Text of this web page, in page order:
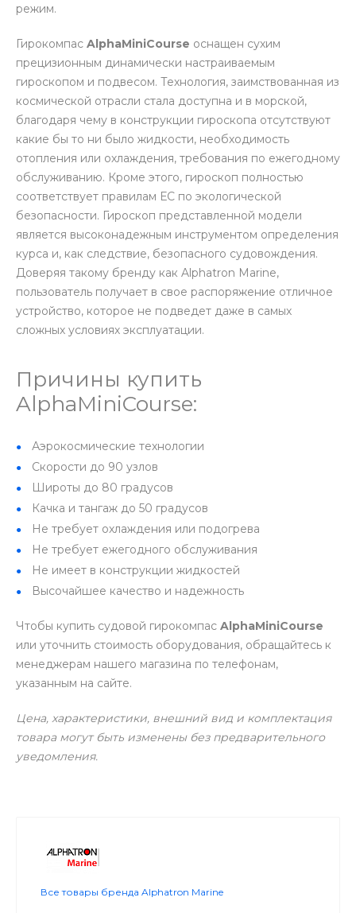
режим.
Гирокомпас AlphaMiniCourse оснащен сухим
прецизионным динамически настраиваемым
гироскопом и подвесом. Технология, заимствованная из
космической отрасли стала доступна и в морской,
благодаря чему в конструкции гироскопа отсутствуют
какие бы то ни было жидкости, необходимость
отопления или охлаждения, требования по ежегодному
обслуживанию. Кроме этого, гироскоп полностью
соответствует правилам ЕС по экологической
безопасности. Гироскоп представленной модели
является высоконадежным инструментом определения
курса и, как следствие, безопасного судовождения.
Доверяя такому бренду как Alphatron Marine,
пользователь получает в свое распоряжение отличное
устройство, которое не подведет даже в самых
сложных условиях эксплуатации.
Причины купить
AlphaMiniCourse:
Аэрокосмические технологии
Скорости до 90 узлов
Широты до 80 градусов
Качка и тангаж до 50 градусов
Не требует охлаждения или подогрева
Не требует ежегодного обслуживания
Не имеет в конструкции жидкостей
Высочайшее качество и надежность
Чтобы купить судовой гирокомпас AlphaMiniCourse
или уточнить стоимость оборудования, обращайтесь к
менеджерам нашего магазина по телефонам,
указанным на сайте.
Цена, характеристики, внешний вид и комплектация
товара могут быть изменены без предварительного
уведомления.
Все товары бренда Alphatron Marine